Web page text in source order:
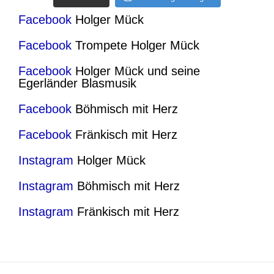
Facebook Holger Mück
Facebook Trompete Holger Mück
Facebook Holger Mück und seine
Egerländer Blasmusik
Facebook Böhmisch mit Herz
Facebook Fränkisch mit Herz
Instagram Holger Mück
Instagram Böhmisch mit Herz
Instagram Fränkisch mit Herz